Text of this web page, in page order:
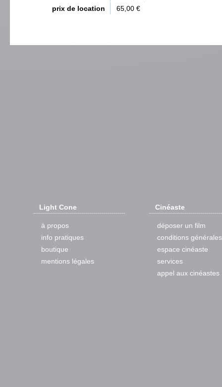
prix de location
65,00 €
Light Cone
à propos
info pratiques
boutique
mentions légales
Cinéaste
déposer un film
conditions générales
espace cinéaste
services
appel aux cinéastes